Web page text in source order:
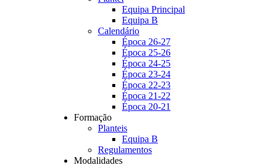
Equipa Principal
Equipa B
Calendário
Época 26-27
Época 25-26
Época 24-25
Época 23-24
Época 22-23
Época 21-22
Época 20-21
Formação
Planteis
Equipa B
Regulamentos
Modalidades